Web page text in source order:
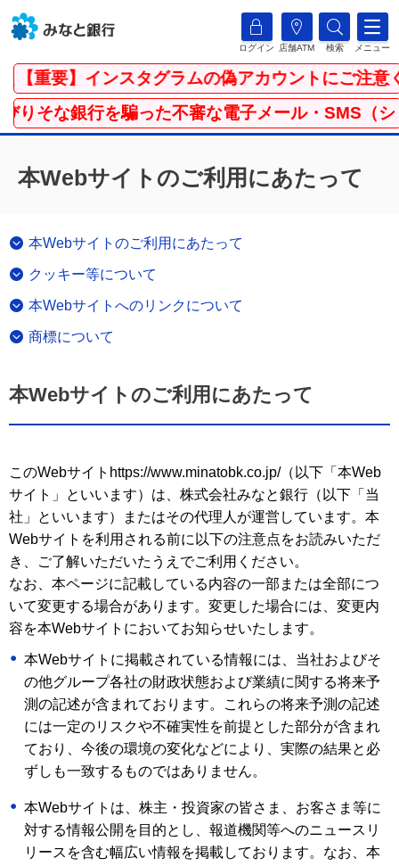
ログイン 店舗ATM 検索 メニュー
要】インスタグラムの偽アカウントにご注意くだ
銀行を騙った不審な電子メール・SMS（ショー
本Webサイトのご利用にあたって
本Webサイトのご利用にあたって
クッキー等について
本Webサイトへのリンクについて
商標について
本Webサイトのご利用にあたって
このWebサイトhttps://www.minatobk.co.jp/（以下「本Web
サイト」といいます）は、株式会社みなと銀行（以下「当
社」といいます）またはその代理人が運営しています。本
Webサイトを利用される前に以下の注意点をお読みいただ
き、ご了解いただいたうえでご利用ください。
なお、本ページに記載している内容の一部または全部につ
いて変更する場合があります。変更した場合には、変更内
容を本Webサイトにおいてお知らせいたします。
本Webサイトに掲載されている情報には、当社およびそ
の他グループ各社の財政状態および業績に関する将来予
測の記述が含まれております。これらの将来予測の記述
には一定のリスクや不確実性を前提とした部分が含まれ
ており、今後の環境の変化などにより、実際の結果と必
ずしも一致するものではありません。
本Webサイトは、株主・投資家の皆さま、お客さま等に
対する情報公開を目的とし、報道機関等へのニュースリ
リースを含む幅広い情報を掲載しております。なお、本